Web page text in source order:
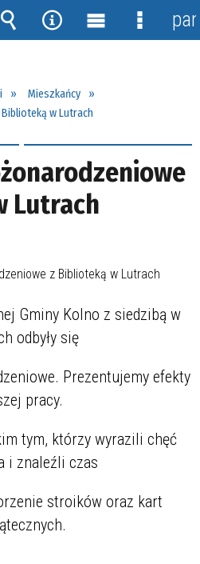
Mieszkańcy
w Lutrach
Lutrach
Gminy Kolno z siedzibą w
odbyły się
Prezentujemy efekty
pracy.
tym, którzy wyrazili chęć
i znaleźli czas
stroików oraz kart
Narzędzia
MenuMenu